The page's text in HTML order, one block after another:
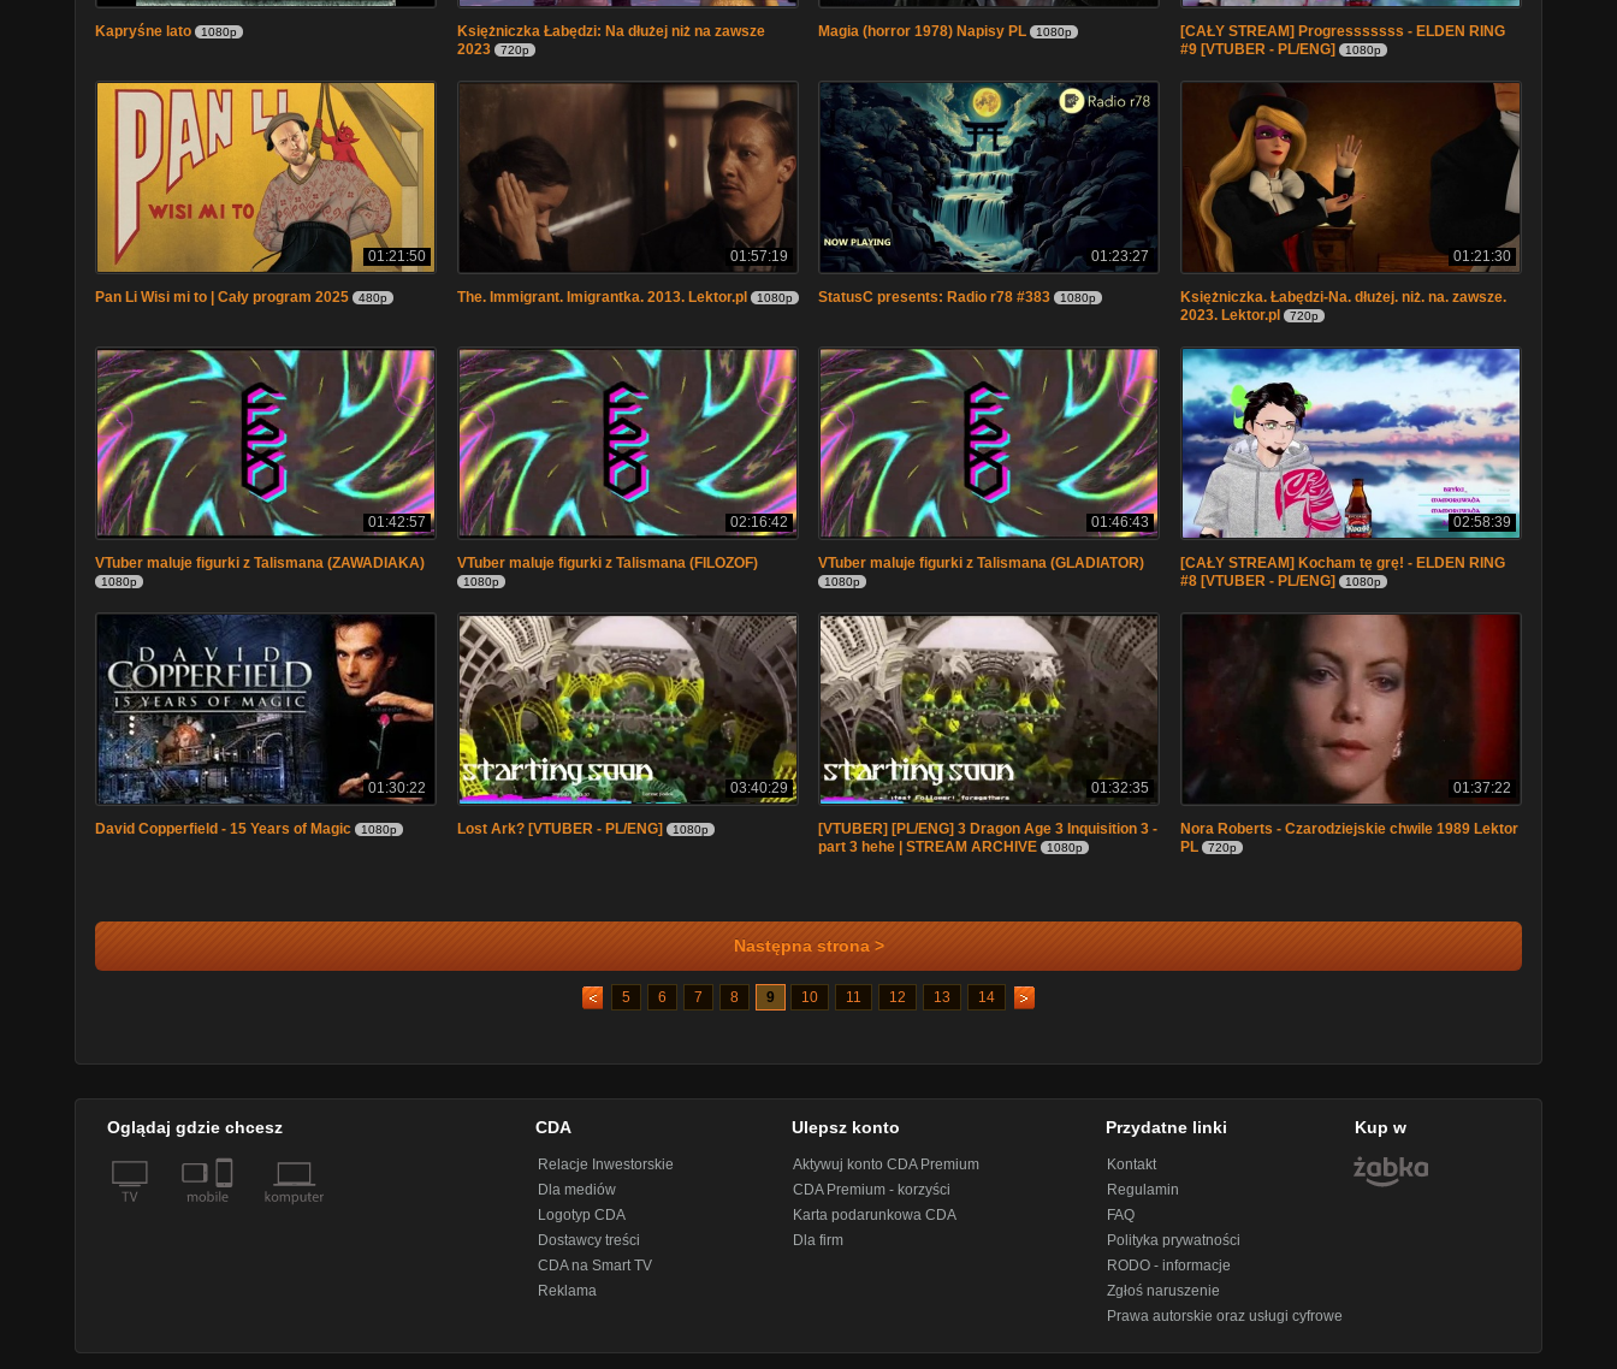
Kapryśne lato 1080p
Księżniczka Łabędzi: Na dłużej niż na zawsze
2023
720p
Magia (horror 1978) Napisy PL 1080p
[CAŁY STREAM] Progresssssss - ELDEN RING
#9 [VTUBER - PL/ENG]
1080p
01:21:50
Pan Li Wisi mi to | Cały program 2025 480p
01:57:19
The. Immigrant. Imigrantka. 2013. Lektor.pl 1080p
01:23:27
StatusC presents: Radio r78 #383 1080p
01:21:30
Księżniczka. Łabędzi-Na. dłużej. niż. na. zawsze.
2023. Lektor.pl
720p
01:42:57
VTuber maluje figurki z Talismana (ZAWADIAKA)
1080p
02:16:42
VTuber maluje figurki z Talismana (FILOZOF)
1080p
01:46:43
VTuber maluje figurki z Talismana (GLADIATOR)
1080p
02:58:39
[CAŁY STREAM] Kocham tę grę! - ELDEN RING
#8 [VTUBER - PL/ENG]
1080p
01:30:22
David Copperfield - 15 Years of Magic 1080p
03:40:29
Lost Ark? [VTUBER - PL/ENG] 1080p
01:32:35
[VTUBER] [PL/ENG] 3 Dragon Age 3 Inquisition 3 -
part 3 hehe | STREAM ARCHIVE
1080p
01:37:22
Nora Roberts - Czarodziejskie chwile 1989 Lektor
PL
720p
Następna strona >
5 6 7 8 9 10 11 12 13 14
Oglądaj gdzie chcesz CDA
Relacje Inwestorskie
Dla mediów
Logotyp CDA
Dostawcy treści
CDA na Smart TV
Reklama
Ulepsz konto
Aktywuj konto CDA Premium
CDA Premium - korzyści
Karta podarunkowa CDA
Dla firm
Przydatne linki
Kontakt
Regulamin
FAQ
Polityka prywatności
RODO - informacje
Zgłoś naruszenie
Prawa autorskie oraz usługi cyfrowe
Kup w